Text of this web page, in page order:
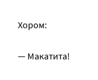
Хором:
— Макатита!